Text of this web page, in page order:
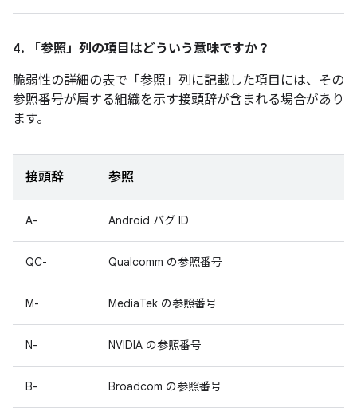
4. 「参照」 列の項目はどういう意味ですか？
脆弱性の詳細の表で「参照」 列に記載した項目には、その
参照番号が属する組織を示す接頭辞が含まれる場合があり
ます。
接頭辞 参照
A- Android バグ ID
QC- Qualcomm の参照番号
M- MediaTek の参照番号
N- NVIDIA の参照番号
B- Broadcom の参照番号